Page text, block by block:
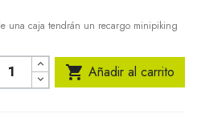
una caja tendrán un recargo minipiking
 Añadir al carrito